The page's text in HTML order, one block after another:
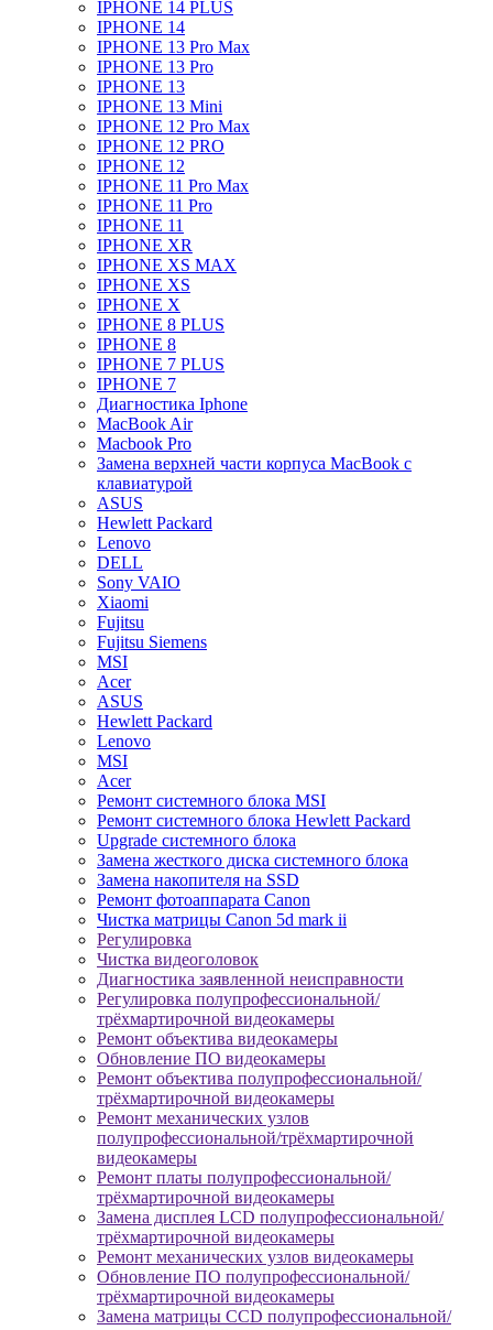
IPHONE 14 PLUS
IPHONE 14
IPHONE 13 Pro Max
IPHONE 13 Pro
IPHONE 13
IPHONE 13 Mini
IPHONE 12 Pro Max
IPHONE 12 PRO
IPHONE 12
IPHONE 11 Pro Max
IPHONE 11 Pro
IPHONE 11
IPHONE XR
IPHONE XS MAX
IPHONE XS
IPHONE X
IPHONE 8 PLUS
IPHONE 8
IPHONE 7 PLUS
IPHONE 7
Диагностика Iphone
MacBook Air
Macbook Pro
Замена верхней части корпуса MacBook с
клавиатурой
ASUS
Hewlett Packard
Lenovo
DELL
Sony VAIO
Xiaomi
Fujitsu
Fujitsu Siemens
MSI
Acer
ASUS
Hewlett Packard
Lenovo
MSI
Acer
Ремонт системного блока MSI
Ремонт системного блока Hewlett Packard
Upgrade системного блока
Замена жесткого диска системного блока
Замена накопителя на SSD
Ремонт фотоаппарата Canon
Чистка матрицы Canon 5d mark ii
Регулировка
Чистка видеоголовок
Диагностика заявленной неисправности
Регулировка полупрофессиональной/
трёхмартирочной видеокамеры
Ремонт объектива видеокамеры
Обновление ПО видеокамеры
Ремонт объектива полупрофессиональной/
трёхмартирочной видеокамеры
Ремонт механических узлов
полупрофессиональной/трёхмартирочной
видеокамеры
Ремонт платы полупрофессиональной/
трёхмартирочной видеокамеры
Замена дисплея LCD полупрофессиональной/
трёхмартирочной видеокамеры
Ремонт механических узлов видеокамеры
Обновление ПО полупрофессиональной/
трёхмартирочной видеокамеры
Замена матрицы CCD полупрофессиональной/